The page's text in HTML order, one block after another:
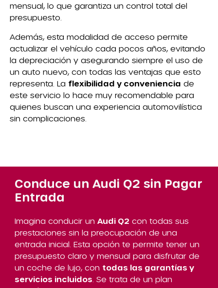
mensual, lo que garantiza un control total del
presupuesto.
Además, esta modalidad de acceso permite
actualizar el vehículo cada pocos años, evitando
la depreciación y asegurando siempre el uso de
un auto nuevo, con todas las ventajas que esto
representa. La flexibilidad y conveniencia de
este servicio lo hace muy recomendable para
quienes buscan una experiencia automovilística
sin complicaciones.
Conduce un Audi Q2 sin Pagar
Entrada
Imagina conducir un Audi Q2 con todas sus
prestaciones sin la preocupación de una
entrada inicial. Esta opción te permite tener un
presupuesto claro y mensual para disfrutar de
un coche de lujo, con todas las garantías y
servicios incluidos . Se trata de un plan